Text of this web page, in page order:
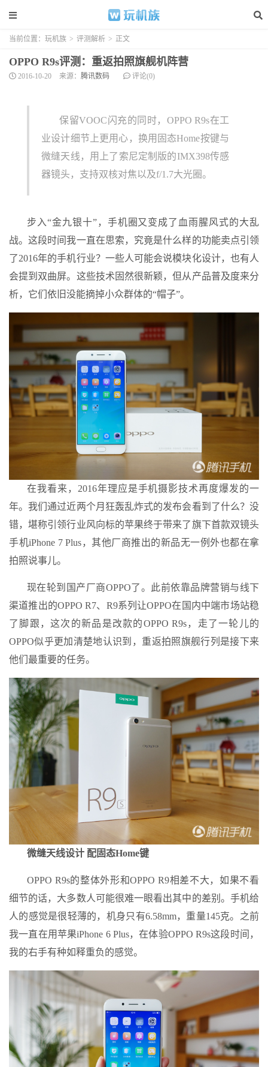
当前位置： 玩机族 > 评测解析 > 正文
OPPO R9s评测：重返拍照旗舰机阵营
2016-10-20 来源： 腾讯数码 评论(0)
保留VOOC闪充的同时，OPPO R9s在工
业设计细节上更用心，换用固态Home按键与
微缝天线，用上了索尼定制版的IMX398传感
器镜头，支持双核对焦以及f/1.7大光圈。
步入“金九银十”，手机圈又变成了血雨腥风式的大乱
战。这段时间我一直在思索，究竟是什么样的功能卖点引领
了2016年的手机行业？一些人可能会说模块化设计，也有人
会提到双曲屏。这些技术固然很新颖，但从产品普及度来分
析，它们依旧没能摘掉小众群体的“帽子”。
在我看来，2016年理应是手机摄影技术再度爆发的一
年。我们通过近两个月狂轰乱炸式的发布会看到了什么？没
错，堪称引领行业风向标的苹果终于带来了旗下首款双镜头
手机iPhone 7 Plus，其他厂商推出的新品无一例外也都在拿
拍照说事儿。
现在轮到国产厂商OPPO了。此前依靠品牌营销与线下
渠道推出的OPPO R7、R9系列让OPPO在国内中端市场站稳
了脚跟，这次的新品是改款的OPPO R9s，走了一轮儿的
OPPO似乎更加清楚地认识到，重返拍照旗舰行列是接下来
他们最重要的任务。
微缝天线设计 配固态Home键
OPPO R9s的整体外形和OPPO R9相差不大，如果不看
细节的话，大多数人可能很难一眼看出其中的差别。手机给
人的感觉是很轻薄的，机身只有6.58mm，重量145克。之前
我一直在用苹果iPhone 6 Plus，在体验OPPO R9s这段时间，
我的右手有种如释重负的感觉。